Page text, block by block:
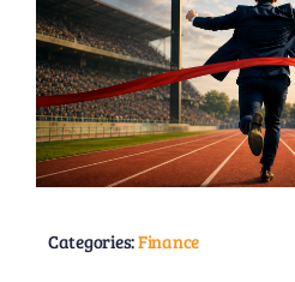
Categories:Finance